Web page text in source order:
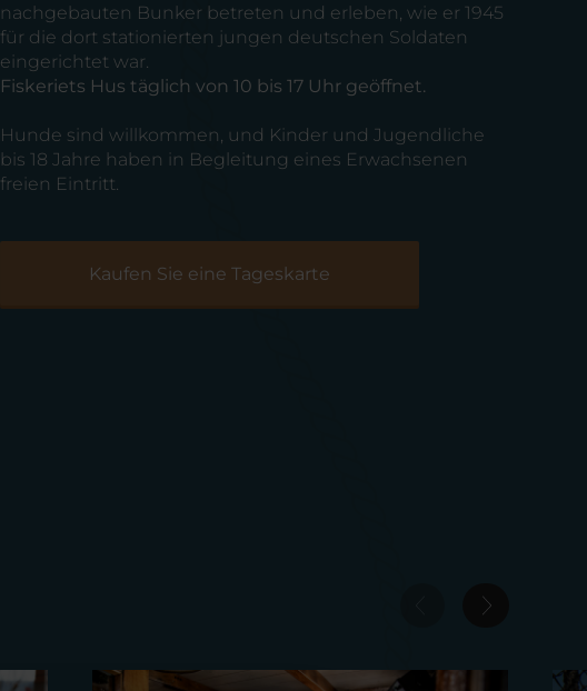
nachgebauten Bunker betreten und erleben, wie er 1945
für die dort stationierten jungen deutschen Soldaten
eingerichtet war.
Fiskeriets Hus täglich von 10 bis 17 Uhr geöffnet.
Hunde sind willkommen, und Kinder und Jugendliche
bis 18 Jahre haben in Begleitung eines Erwachsenen
freien Eintritt.
Kaufen Sie eine Tageskarte